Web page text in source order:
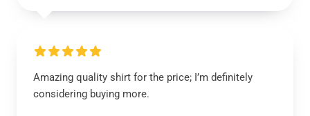
Amazing quality shirt for the price; I’m definitely
considering buying more.